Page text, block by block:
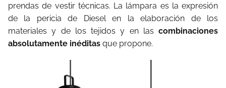
prendas de vestir técnicas. La lámpara es la expresión
de la pericia de Diesel en la elaboración de los
materiales y de los tejidos y en las combinaciones
absolutamente inéditas que propone.